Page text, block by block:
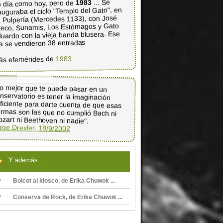
día como hoy, pero de1983 ... Se
el ciclo "Templo del Gato", en
Pulpería (Mercedes 1133), con José
Sunamis, Los Estómagos y Gato
con la vieja banda blusera. Ese
se vendieron 38 entradas
efemérides de 1983
mejor que te puede pasar en un
es tener la imaginación
para darte cuenta de que esas
son las que no cumplió Bach ni
ni Beethoven ni nadie".
Drexler, 18/9/2002
Y además...
Boicot al kiosco, de Erika Chuwok ...
Conserva de Rock, de Erika Chuwok ...